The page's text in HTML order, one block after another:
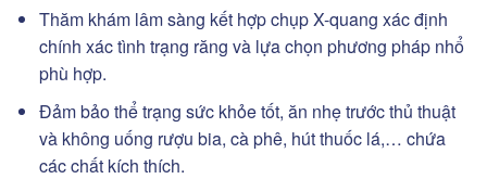
Thăm khám lâm sàng kết hợp chụp X-quang xác định
chính xác tình trạng răng và lựa chọn phương pháp nhổ
phù hợp.
Đảm bảo thể trạng sức khỏe tốt, ăn nhẹ trước thủ thuật
và không uống rượu bia, cà phê, hút thuốc lá,… chứa
các chất kích thích.